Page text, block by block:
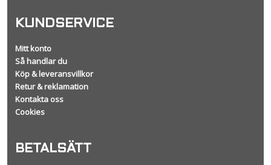
KUNDSERVICE
Mitt konto
Så handlar du
Köp & leveransvillkor
Retur & reklamation
Kontakta oss
Cookies
BETALSÄTT